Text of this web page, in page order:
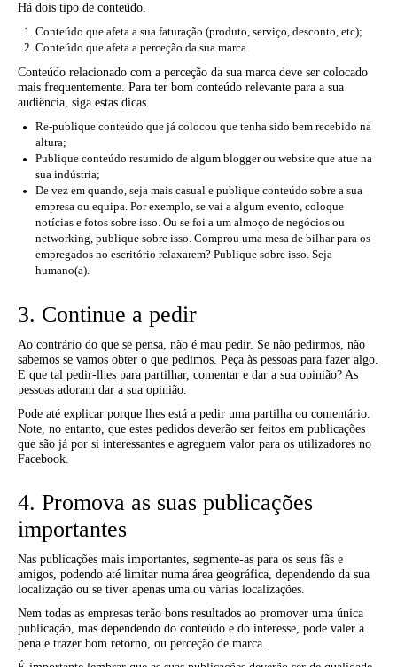
Há dois tipo de conteúdo.
Conteúdo que afeta a sua faturação (produto, serviço, desconto, etc);
Conteúdo que afeta a perceção da sua marca.
Conteúdo relacionado com a perceção da sua marca deve ser colocado
mais frequentemente. Para ter bom conteúdo relevante para a sua
audiência, siga estas dicas.
Re-publique conteúdo que já colocou que tenha sido bem recebido na
altura;
Publique conteúdo resumido de algum blogger ou website que atue na
sua indústria;
De vez em quando, seja mais casual e publique conteúdo sobre a sua
empresa ou equipa. Por exemplo, se vai a algum evento, coloque
notícias e fotos sobre isso. Ou se foi a um almoço de negócios ou
networking, publique sobre isso. Comprou uma mesa de bilhar para os
empregados no escritório relaxarem? Publique sobre isso. Seja
humano(a).
3. Continue a pedir
Ao contrário do que se pensa, não é mau pedir. Se não pedirmos, não
sabemos se vamos obter o que pedimos. Peça às pessoas para fazer algo.
E que tal pedir-lhes para partilhar, comentar e dar a sua opinião? As
pessoas adoram dar a sua opinião.
Pode até explicar porque lhes está a pedir uma partilha ou comentário.
Note, no entanto, que estes pedidos deverão ser feitos em publicações
que são já por si interessantes e agreguem valor para os utilizadores no
Facebook.
4. Promova as suas publicações
importantes
Nas publicações mais importantes, segmente-as para os seus fãs e
amigos, podendo até limitar numa área geográfica, dependendo da sua
localização ou se tiver apenas uma ou várias localizações.
Nem todas as empresas terão bons resultados ao promover uma única
publicação, mas dependendo do conteúdo e do interesse, pode valer a
pena e trazer bom retorno, ou perceção de marca.